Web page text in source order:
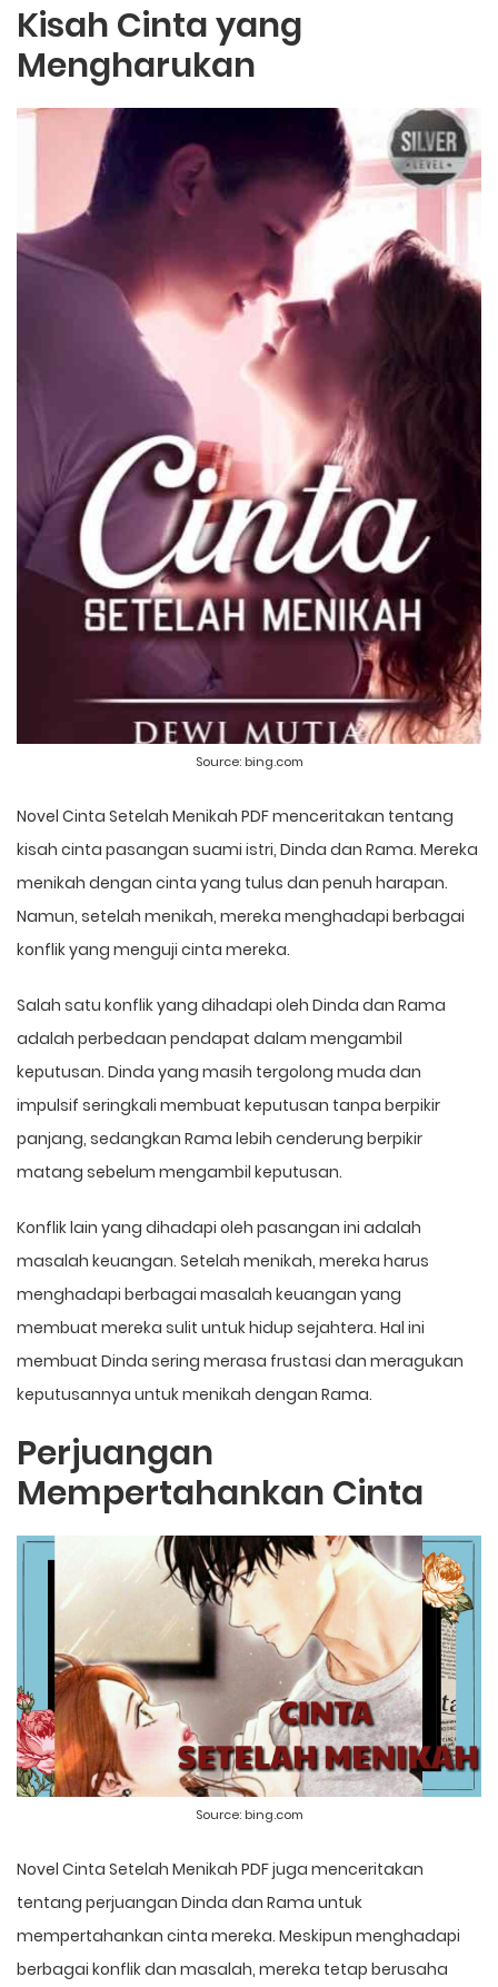
Kisah Cinta yang
Mengharukan
Source: bing.com
Novel Cinta Setelah Menikah PDF menceritakan tentang
kisah cinta pasangan suami istri, Dinda dan Rama. Mereka
menikah dengan cinta yang tulus dan penuh harapan.
Namun, setelah menikah, mereka menghadapi berbagai
konflik yang menguji cinta mereka.
Salah satu konflik yang dihadapi oleh Dinda dan Rama
adalah perbedaan pendapat dalam mengambil
keputusan. Dinda yang masih tergolong muda dan
impulsif seringkali membuat keputusan tanpa berpikir
panjang, sedangkan Rama lebih cenderung berpikir
matang sebelum mengambil keputusan.
Konflik lain yang dihadapi oleh pasangan ini adalah
masalah keuangan. Setelah menikah, mereka harus
menghadapi berbagai masalah keuangan yang
membuat mereka sulit untuk hidup sejahtera. Hal ini
membuat Dinda sering merasa frustasi dan meragukan
keputusannya untuk menikah dengan Rama.
Perjuangan
Mempertahankan Cinta
Source: bing.com
Novel Cinta Setelah Menikah PDF juga menceritakan
tentang perjuangan Dinda dan Rama untuk
mempertahankan cinta mereka. Meskipun menghadapi
berbagai konflik dan masalah, mereka tetap berusaha